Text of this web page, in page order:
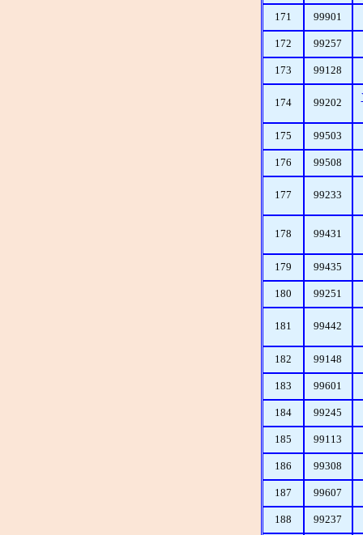
171 99901
172 99257
173 99128
174 99202
175 99503
176 99508
177 99233
178 99431
179 99435
180 99251
181 99442
182 99148
183 99601
184 99245
185 99113
186 99308
187 99607
188 99237